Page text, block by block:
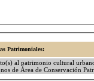
Patrimoniales:
al patrimonio cultural
de Área de Conservación